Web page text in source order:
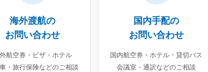
海外渡航の
お問い合わせ
航空券・ビザ・ホテル
・旅行保険などのご相談
国内手配の
お問い合わせ
国内航空券・ホテル・貸切バス
会議室・通訳などのご相談